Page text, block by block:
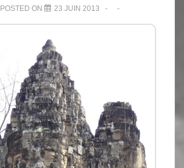
POSTED ON 23 JUIN 2013